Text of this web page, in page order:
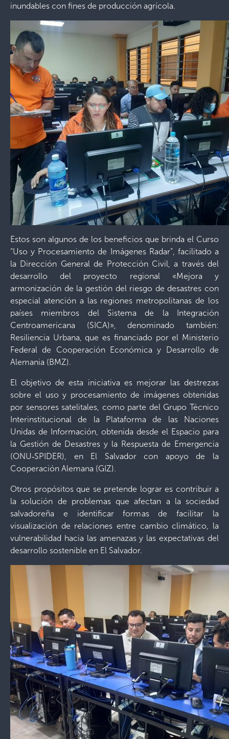
inundables con fines de producción agrícola.
Estos son algunos de los beneficios que brinda el Curso
“Uso y Procesamiento de Imágenes Radar”, facilitado a
la Dirección General de Protección Civil, a través del
desarrollo del proyecto regional «Mejora y
armonización de la gestión del riesgo de desastres con
especial atención a las regiones metropolitanas de los
países miembros del Sistema de la Integración
Centroamericana (SICA)», denominado también:
Resiliencia Urbana, que es financiado por el Ministerio
Federal de Cooperación Económica y Desarrollo de
Alemania (BMZ).
El objetivo de esta iniciativa es mejorar las destrezas
sobre el uso y procesamiento de imágenes obtenidas
por sensores satelitales, como parte del Grupo Técnico
Interinstitucional de la Plataforma de las Naciones
Unidas de Información, obtenida desde el Espacio para
la Gestión de Desastres y la Respuesta de Emergencia
(ONU‐SPIDER), en El Salvador con apoyo de la
Cooperación Alemana (GIZ).
Otros propósitos que se pretende lograr es contribuir a
la solución de problemas que afectan a la sociedad
salvadoreña e identificar formas de facilitar la
visualización de relaciones entre cambio climático, la
vulnerabilidad hacia las amenazas y las expectativas del
desarrollo sostenible en El Salvador.